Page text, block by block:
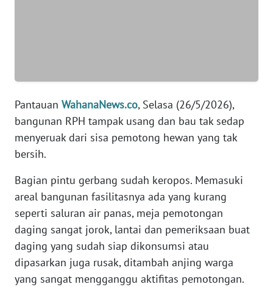
Pantauan WahanaNews.co, Selasa (26/5/2026),
bangunan RPH tampak usang dan bau tak sedap
menyeruak dari sisa pemotong hewan yang tak
bersih.
Bagian pintu gerbang sudah keropos. Memasuki
areal bangunan fasilitasnya ada yang kurang
seperti saluran air panas, meja pemotongan
daging sangat jorok, lantai dan pemeriksaan buat
daging yang sudah siap dikonsumsi atau
dipasarkan juga rusak, ditambah anjing warga
yang sangat mengganggu aktifitas pemotongan.
WN
NTT
WN
WN
PAPUA
WN
PAPUA
BARAT